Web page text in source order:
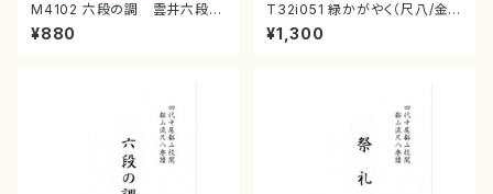
M4102 六段の調 雲井六段
（箏/宮城道雄著・宮城宗家監修/
箏曲古典楽譜）
¥880
T32i051 緑かがやく（尺八/金
森高山/楽譜）都山流公刊楽譜曲
番：50
¥1,300